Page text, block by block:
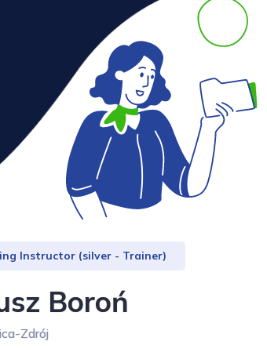
Instructor (silver - Trainer)
Boroń
Zdrój